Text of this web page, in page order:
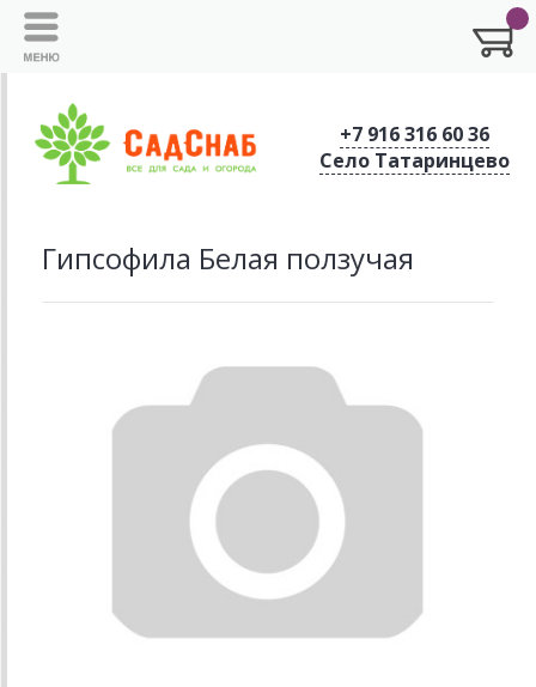
+7 916 316 60 36
Село Татаринцево
Гипсофила Белая ползучая